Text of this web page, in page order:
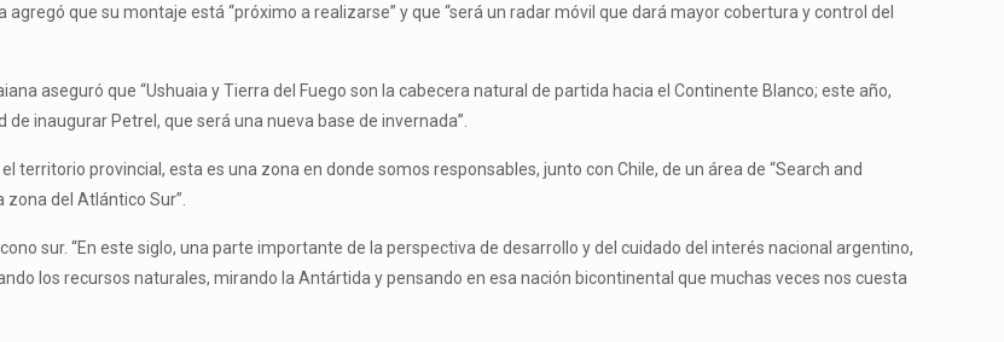
agregó que su montaje está “próximo a realizarse” y que “será un radar móvil que dará mayor cobertura y control del
aseguró que “Ushuaia y Tierra del Fuego son la cabecera natural de partida hacia el Continente Blanco; este año,
inaugurar Petrel, que será una nueva base de invernada”.
territorio provincial, esta es una zona en donde somos responsables, junto con Chile, de un área de “Search and
del Atlántico Sur”.
sur. “En este siglo, una parte importante de la perspectiva de desarrollo y del cuidado del interés nacional argentino,
los recursos naturales, mirando la Antártida y pensando en esa nación bicontinental que muchas veces nos cuesta